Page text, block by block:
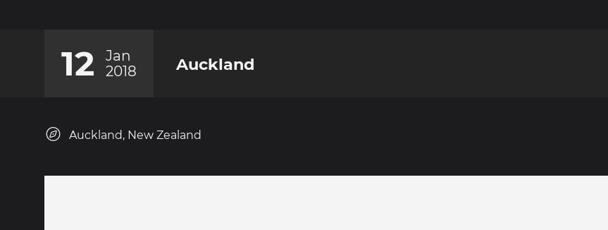
12
Jan
2018
Auckland
Auckland, New Zealand